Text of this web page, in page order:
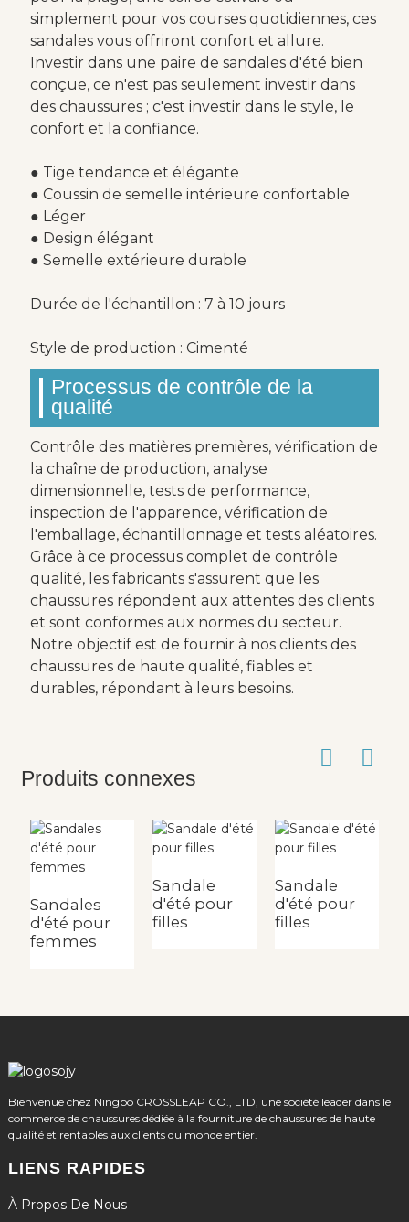
simplement pour vos courses quotidiennes, ces
sandales vous offriront confort et allure.
Investir dans une paire de sandales d'été bien
conçue, ce n'est pas seulement investir dans
des chaussures ; c'est investir dans le style, le
confort et la confiance.
● Tige tendance et élégante
● Coussin de semelle intérieure confortable
● Léger
● Design élégant
● Semelle extérieure durable
Durée de l'échantillon : 7 à 10 jours
Style de production : Cimenté
Processus de contrôle de la
qualité
Contrôle des matières premières, vérification de
la chaîne de production, analyse
dimensionnelle, tests de performance,
inspection de l'apparence, vérification de
l'emballage, échantillonnage et tests aléatoires.
Grâce à ce processus complet de contrôle
qualité, les fabricants s'assurent que les
chaussures répondent aux attentes des clients
et sont conformes aux normes du secteur.
Notre objectif est de fournir à nos clients des
chaussures de haute qualité, fiables et
durables, répondant à leurs besoins.
Produits connexes
Sandales
d'été pour
femmes
Sandale
d'été pour
filles
Sandale
d'été pour
filles
Bienvenue chez Ningbo CROSSLEAP CO., LTD, une société leader dans le
commerce de chaussures dédiée à la fourniture de chaussures de haute
qualité et rentables aux clients du monde entier.
LIENS RAPIDES
À Propos De Nous